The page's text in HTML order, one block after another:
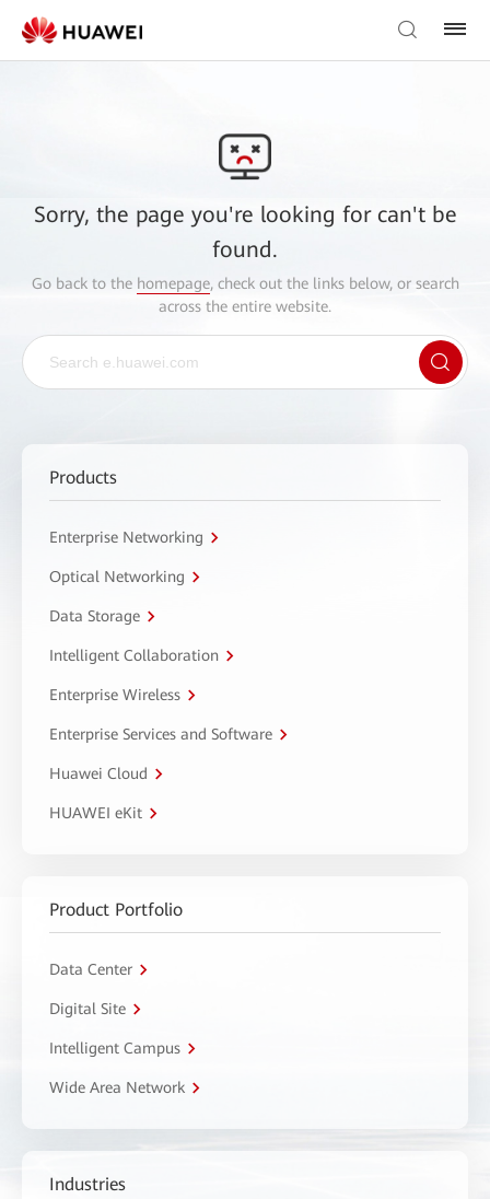
Sorry, the page you're looking for can't be
found.
Go back to the homepage, check out the links below, or search
across the entire website.
Products
Enterprise Networking
Optical Networking
Data Storage
Intelligent Collaboration
Enterprise Wireless
Enterprise Services and Software
Huawei Cloud
HUAWEI eKit
Product Portfolio
Data Center
Digital Site
Intelligent Campus
Wide Area Network
Industries